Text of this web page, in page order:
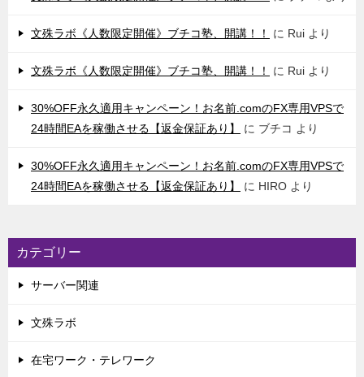
文殊ラボ《人数限定開催》ブチコ塾、開講！！ に Rui より
文殊ラボ《人数限定開催》ブチコ塾、開講！！ に Rui より
30%OFF永久適用キャンペーン！お名前.comのFX専用VPSで
24時間EAを稼働させる【返金保証あり】
に ブチコ より
30%OFF永久適用キャンペーン！お名前.comのFX専用VPSで
24時間EAを稼働させる【返金保証あり】
に HIRO より
カテゴリー
サーバー関連
文殊ラボ
在宅ワーク・テレワーク